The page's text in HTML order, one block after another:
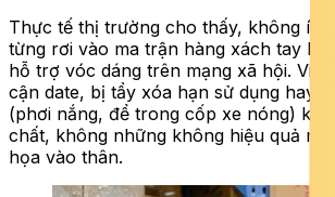
Thực tế thị trường cho thấy, không ít
từng rơi vào ma trận hàng xách tay khi
hỗ trợ vóc dáng trên mạng xã hội. Việc
cận date, bị tẩy xóa hạn sử dụng hay
(phơi nắng, để trong cốp xe nóng)
chất, không những không hiệu quả mà
họa vào thân.